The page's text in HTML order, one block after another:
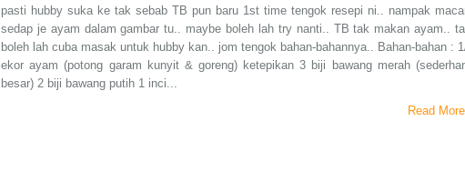
pasti hubby suka ke tak sebab TB pun baru 1st time tengok resepi ni.. nampak
sedap je ayam dalam gambar tu.. maybe boleh lah try nanti.. TB tak makan ayam..
boleh lah cuba masak untuk hubby kan.. jom tengok bahan-bahannya.. Bahan-bahan :
ekor ayam (potong garam kunyit & goreng) ketepikan 3 biji bawang merah
besar) 2 biji bawang putih 1 inci...
Read More